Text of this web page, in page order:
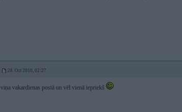
28. Oct 2010, 02:27
viņa vakardienas postā un vēl vienā iepriekš